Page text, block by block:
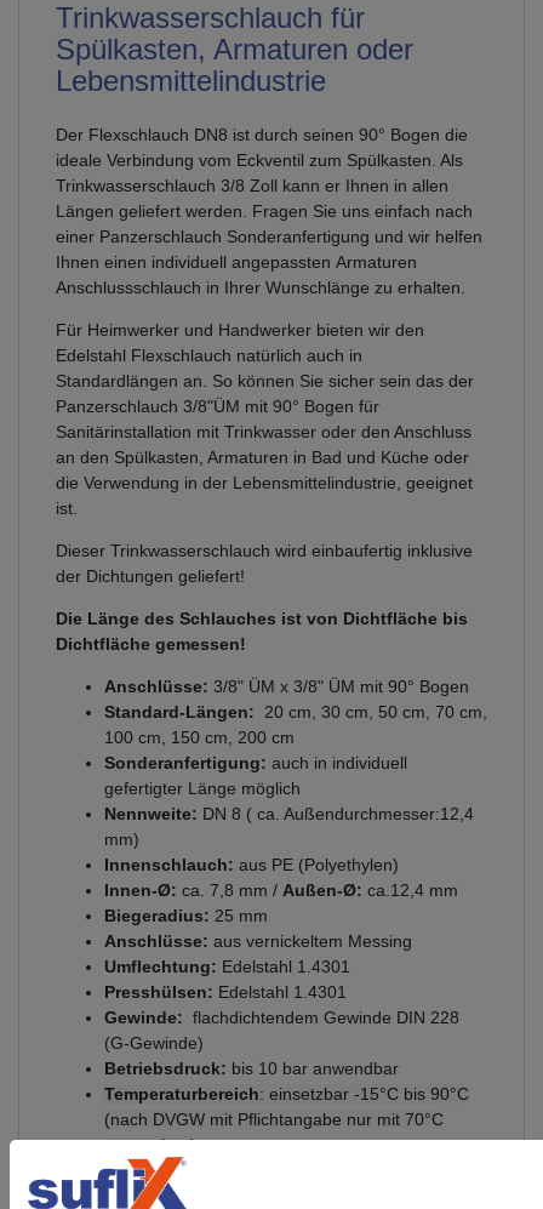
Trinkwasserschlauch für
Spülkasten, Armaturen oder
Lebensmittelindustrie
Der Flexschlauch DN8 ist durch seinen 90° Bogen die
ideale Verbindung vom Eckventil zum Spülkasten. Als
Trinkwasserschlauch 3/8 Zoll kann er Ihnen in allen
Längen geliefert werden. Fragen Sie uns einfach nach
einer Panzerschlauch Sonderanfertigung und wir helfen
Ihnen einen individuell angepassten Armaturen
Anschlussschlauch in Ihrer Wunschlänge zu erhalten.
Für Heimwerker und Handwerker bieten wir den
Edelstahl Flexschlauch natürlich auch in
Standardlängen an. So können Sie sicher sein das der
Panzerschlauch 3/8"ÜM mit 90° Bogen für
Sanitärinstallation mit Trinkwasser oder den Anschluss
an den Spülkasten, Armaturen in Bad und Küche oder
die Verwendung in der Lebensmittelindustrie, geeignet
ist.
Dieser Trinkwasserschlauch wird einbaufertig inklusive
der Dichtungen geliefert!
Die Länge des Schlauches ist von Dichtfläche bis
Dichtfläche gemessen!
Anschlüsse: 3/8" ÜM x 3/8" ÜM mit 90° Bogen
Standard-Längen: 20 cm, 30 cm, 50 cm, 70 cm,
100 cm, 150 cm, 200 cm
Sonderanfertigung: auch in individuell
gefertigter Länge möglich
Nennweite: DN 8 ( ca. Außendurchmesser:12,4
mm)
Innenschlauch: aus PE (Polyethylen)
Innen-Ø: ca. 7,8 mm / Außen-Ø: ca.12,4 mm
Biegeradius: 25 mm
Anschlüsse: aus vernickeltem Messing
Umflechtung: Edelstahl 1.4301
Presshülsen: Edelstahl 1.4301
Gewinde: flachdichtendem Gewinde DIN 228
(G-Gewinde)
Betriebsdruck: bis 10 bar anwendbar
Temperaturbereich: einsetzbar -15°C bis 90°C
(nach DVGW mit Pflichtangabe nur mit 70°C
anzugeben)
Zertifizierungen:
W270 (DVGW)